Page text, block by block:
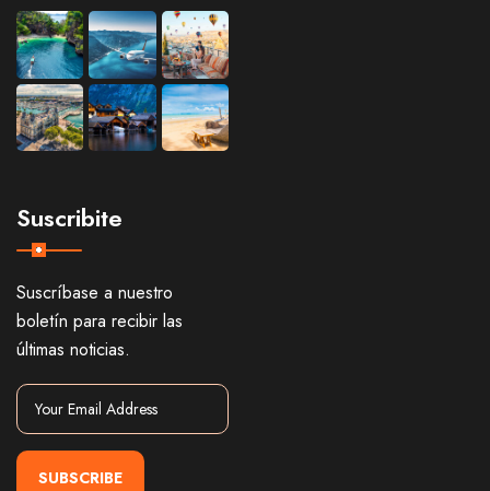
Suscribite
Suscríbase a nuestro
boletín para recibir las
últimas noticias.
SUBSCRIBE